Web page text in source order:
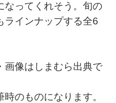
なってくれそう。旬の
ラインナップする全6
像はしまむら出典で
のものになります。